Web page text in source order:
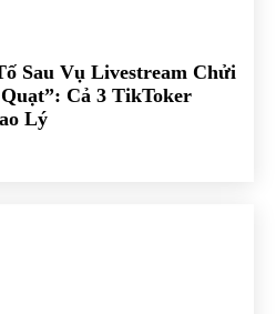
Sau Vụ Livestream Chửi
Cả 3 TikToker
Lý